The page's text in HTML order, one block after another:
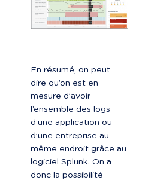
En résumé, on peut
dire qu’on est en
mesure d’avoir
l’ensemble des logs
d’une application ou
d’une entreprise au
même endroit grâce au
logiciel Splunk. On a
donc la possibilité